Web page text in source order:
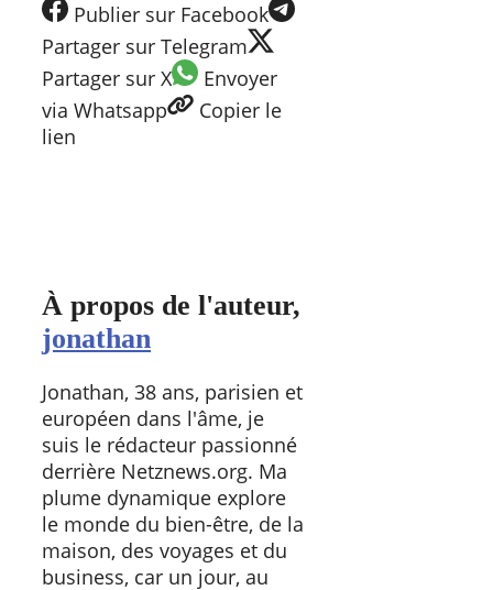
Publier sur Facebook
Partager sur Telegram
Partager sur X
Envoyer
via Whatsapp
Copier le
lien
À propos de l'auteur,
jonathan
Jonathan, 38 ans, parisien et
européen dans l'âme, je
suis le rédacteur passionné
derrière Netznews.org. Ma
plume dynamique explore
le monde du bien-être, de la
maison, des voyages et du
business, car un jour, au